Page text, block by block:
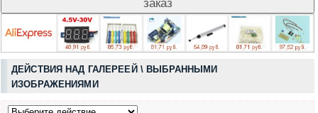
ДЕЙСТВИЯ НАД ГАЛЕРЕЕЙ \ ВЫБРАННЫМИ
ИЗОБРАЖЕНИЯМИ